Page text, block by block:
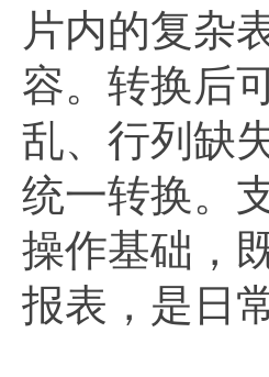
片内的复杂
容。转换后
乱、行列缺
统一转换。
操作基础，
报表，是日